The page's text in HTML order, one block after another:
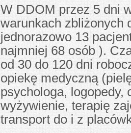
W DDOM przez 5 dni
warunkach zbliżonych
jednorazowo 13
najmniej 68 osób ).
od 30 do 120 dni
opiekę medyczną
psychologa, logopedy,
wyżywienie, terapię
transport do i z